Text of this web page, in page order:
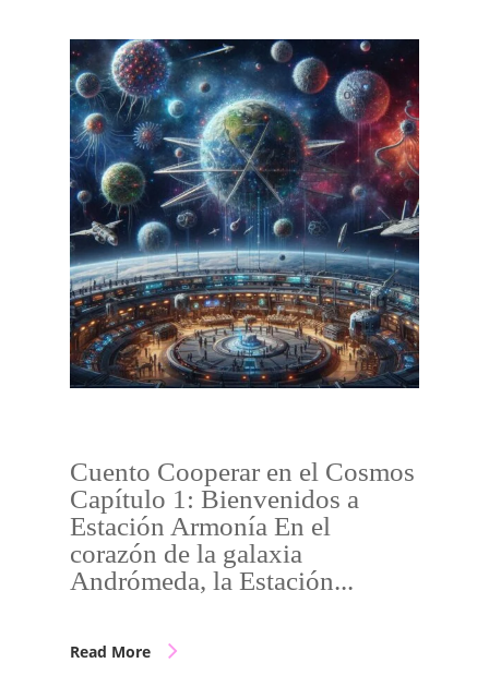
Cuento Cooperar en el Cosmos
Capítulo 1: Bienvenidos a
Estación Armonía En el
corazón de la galaxia
Andrómeda, la Estación...
Read More